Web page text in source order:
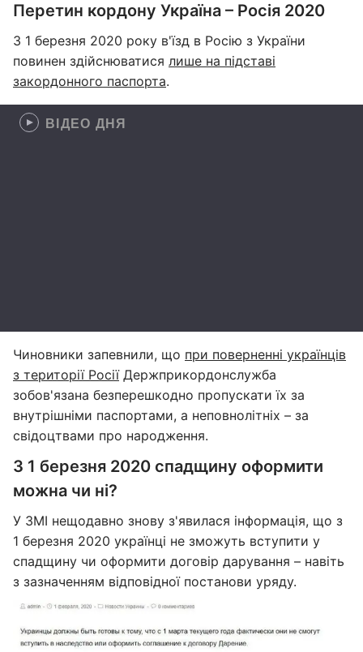
Перетин кордону Україна – Росія 2020
З 1 березня 2020 року в'їзд в Росію з України
повинен здійснюватися лише на підставі
закордонного паспорта.
ВІДЕО ДНЯ
Чиновники запевнили, що при поверненні українців
з території РосіїДержприкордонслужба
зобов'язана безперешкодно пропускати їх за
внутрішніми паспортами, а неповнолітніх – за
свідоцтвами про народження.
З 1 березня 2020 спадщину оформити
можна чи ні?
У ЗМІ нещодавно знову з'явилася інформація, що з
1 березня 2020 українці не зможуть вступити у
спадщину чи оформити договір дарування – навіть
з зазначенням відповідної постанови уряду.